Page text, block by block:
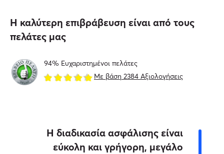
Η καλύτερη επιβράβευση είναι από τους
πελάτες μας
94% Ευχαριστημένοι πελάτες
Με βάση 2384 Αξιολογήσεις
Η διαδικασία ασφάλισης είναι
εύκολη και γρήγορη, μεγάλο